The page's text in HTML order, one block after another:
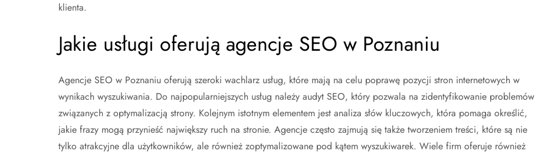
klienta.
Jakie usługi oferują agencje SEO w Poznaniu
Agencje SEO w Poznaniu oferują szeroki wachlarz usług, które mają na celu poprawę pozycji stron internetowych w
wynikach wyszukiwania. Do najpopularniejszych usług należy audyt SEO, który pozwala na zidentyfikowanie problemów
związanych z optymalizacją strony. Kolejnym istotnym elementem jest analiza słów kluczowych, która pomaga określić,
jakie frazy mogą przynieść największy ruch na stronie. Agencje często zajmują się także tworzeniem treści, które są nie
tylko atrakcyjne dla użytkowników, ale również zoptymalizowane pod kątem wyszukiwarek. Wiele firm oferuje również